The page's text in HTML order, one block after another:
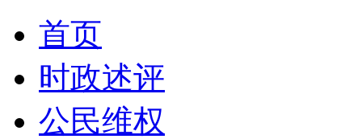
首页
时政述评
公民维权